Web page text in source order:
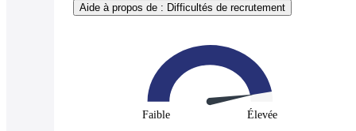
Aide à propos de : Difficultés de recrutement
Faible Élevée